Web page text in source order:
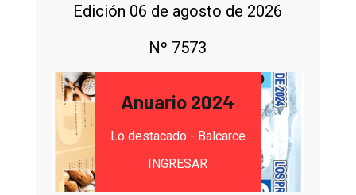
Edición 06 de agosto de 2026
Nº 7573
Anuario 2024
Lo destacado - Balcarce
INGRESAR